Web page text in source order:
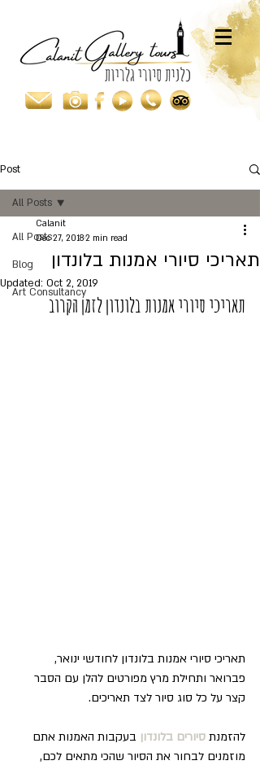
Post
All Posts
Blog
Art Consultancy
All Posts
תאריכי סיורי אמנות בלונדון
Calanit
Dec 27, 20182 min read
Updated: Oct 2, 2019
תאריכי סיורי אמנות בלונדון לזמן הקרוב
תאריכי סיורי אמנות בלונדון לחודשי ינואר,
פברואר ותחילת מרץ מפורטים להלן עם הסבר
קצר על כל סוג סיור לצד תאריכים.
להזמנת סיורים בלונדון בעקבות האמנות אתם
מוזמנים לבחור את הסיור שהכי מתאים לכם,